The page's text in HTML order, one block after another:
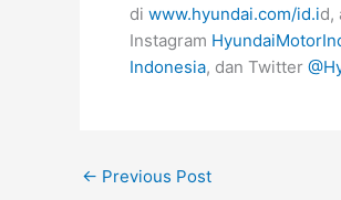
di www.hyundai.com/id.id,
Instagram
Indonesia, dan Twitter
← Previous Post